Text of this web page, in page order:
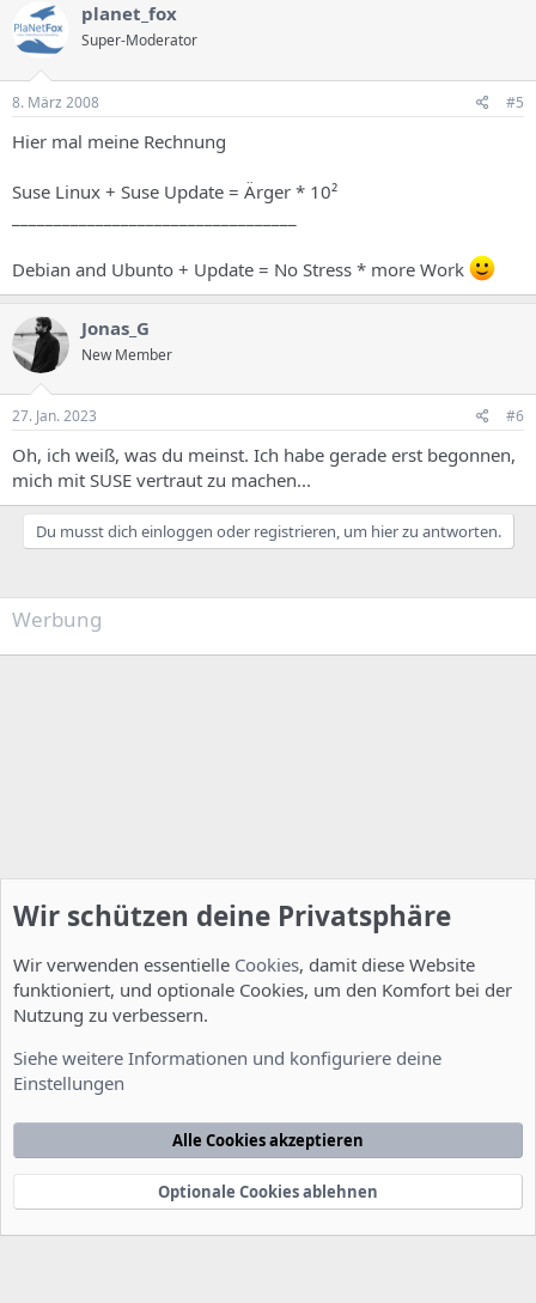
planet_fox
Super-Moderator
8. März 2008 #5
Hier mal meine Rechnung
Suse Linux + Suse Update = Ärger * 10²
Debian and Ubunto + Update = No Stress * more Work
Jonas_G
New Member
27. Jan. 2023 #6
Oh, ich weiß, was du meinst. Ich habe gerade erst begonnen,
mich mit SUSE vertraut zu machen...
Du musst dich einloggen oder registrieren, um hier zu antworten.
Werbung
Nutzungsbedingungen Datenschutzerklärung
Startseite
e
Community platform by XenForo® © 2010-2022 XenForo Ltd.
xenDach©2010-2014
Wir schützen deine Privatsphäre
Wir verwenden essentielle Cookies, damit diese Website
funktioniert, und optionale Cookies, um den Komfort bei der
Nutzung zu verbessern.
Siehe weitere Informationen und konfiguriere deine
Einstellungen
Alle Cookies akzeptieren
Optionale Cookies ablehnen